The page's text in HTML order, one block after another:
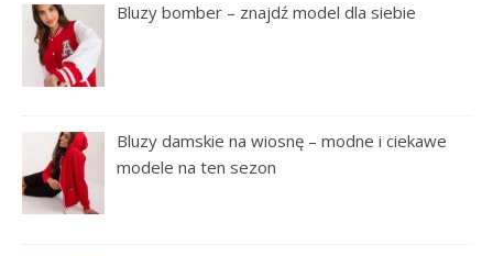
Bluzy bomber – znajdź model dla siebie
Bluzy damskie na wiosnę – modne i ciekawe
modele na ten sezon